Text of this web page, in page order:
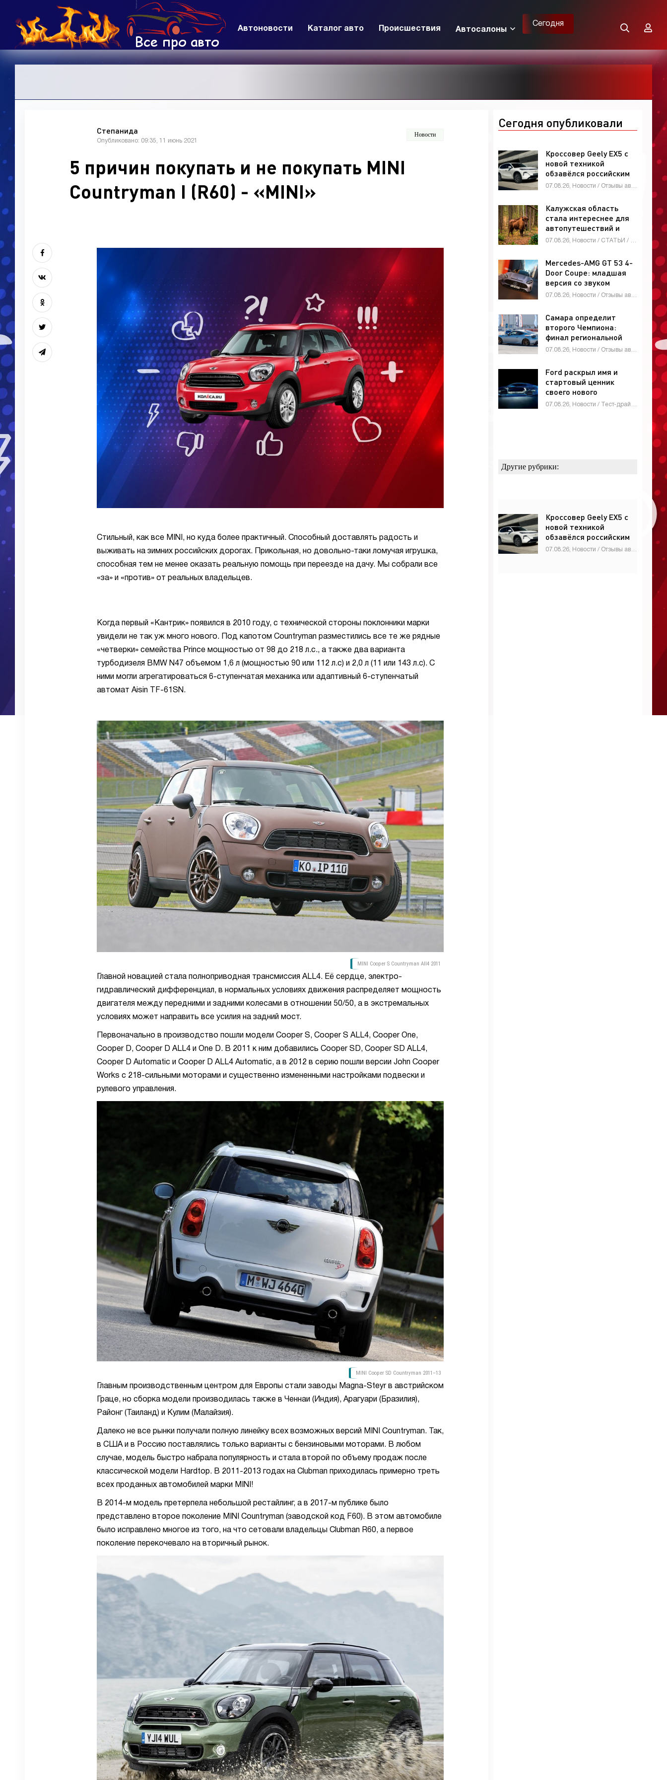
Автоновости Каталог авто Происшествия Автосалоны
Сегодня
Степанида
Опубликовано: 09:35, 11 июнь 2021
Новости
5 причин покупать и не покупать MINI
Countryman I (R60) - «MINI»
Стильный, как все MINI, но куда более практичный. Способный доставлять радость и
выживать на зимних российских дорогах. Прикольная, но довольно-таки ломучая игрушка,
способная тем не менее оказать реальную помощь при переезде на дачу. Мы собрали все
«за» и «против» от реальных владельцев.
Когда первый «Кантрик» появился в 2010 году, с технической стороны поклонники марки
увидели не так уж много нового. Под капотом Countryman разместились все те же рядные
«четверки» семейства Prince мощностью от 98 до 218 л.с., а также два варианта
турбодизеля BMW N47 объемом 1,6 л (мощностью 90 или 112 л.с) и 2,0 л (11 или 143 л.с). С
ними могли агрегатироваться 6-ступенчатая механика или адаптивный 6-ступенчатый
автомат Aisin TF-61SN.
MINI Cooper S Countryman All4 2011
Главной новацией стала полноприводная трансмиссия ALL4. Её сердце, электро-
гидравлический дифференциал, в нормальных условиях движения распределяет мощность
двигателя между передними и задними колесами в отношении 50/50, а в экстремальных
условиях может направить все усилия на задний мост.
Первоначально в производство пошли модели Cooper S, Cooper S ALL4, Cooper One,
Cooper D, Cooper D ALL4 и One D. В 2011 к ним добавились Cooper SD, Cooper SD ALL4,
Cooper D Automatic и Cooper D ALL4 Automatic, а в 2012 в серию пошли версии John Cooper
Works с 218-сильными моторами и существенно измененными настройками подвески и
рулевого управления.
MINI Cooper SD Countryman 2011–13
Главным производственным центром для Европы стали заводы Magna-Steyr в австрийском
Граце, но сборка модели производилась также в Ченнаи (Индия), Арагуари (Бразилия),
Районг (Таиланд) и Кулим (Малайзия).
Далеко не все рынки получали полную линейку всех возможных версий MINI Countryman. Так,
в США и в Россию поставлялись только варианты с бензиновыми моторами. В любом
случае, модель быстро набрала популярность и стала второй по объему продаж после
классической модели Hardtop. В 2011-2013 годах на Clubman приходилась примерно треть
всех проданных автомобилей марки MINI!
В 2014-м модель претерпела небольшой рестайлинг, а в 2017-м публике было
представлено второе поколение MINI Countryman (заводской код F60). В этом автомобиле
было исправлено многое из того, на что сетовали владельцы Clubman R60, а первое
поколение перекочевало на вторичный рынок.
Сегодня опубликовали
Кроссовер Geely EX5 с
новой техникой
обзавёлся российским
ценником -
Калужская область
стала интереснее для
автопутешествий и
экотуризма -
Mercedes-AMG GT 53 4-
Door Coupe: младшая
версия со звуком
рядной «шестёрки» -
Самара определит
второго Чемпиона:
финал региональной
лиги «VOLGA» по
«Автоновости»
Ford раскрыл имя и
стартовый ценник
своего нового
среднеразмерного
Другие рубрики:
Кроссовер Geely EX5 с
новой техникой
обзавёлся российским
ценником -